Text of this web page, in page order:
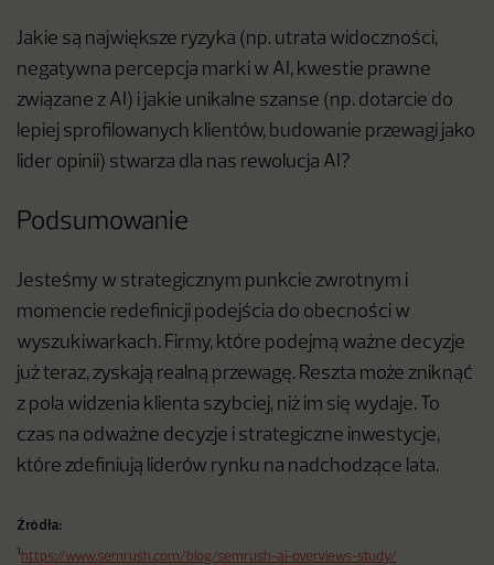
Jakie są największe ryzyka (np. utrata widoczności,
negatywna percepcja marki w AI, kwestie prawne
związane z AI) i jakie unikalne szanse (np. dotarcie do
lepiej sprofilowanych klientów, budowanie przewagi jako
lider opinii) stwarza dla nas rewolucja AI?
Podsumowanie
Jesteśmy w strategicznym punkcie zwrotnym i
momencie redefinicji podejścia do obecności w
wyszukiwarkach. Firmy, które podejmą ważne decyzje
już teraz, zyskają realną przewagę. Reszta może zniknąć
z pola widzenia klienta szybciej, niż im się wydaje. To
czas na odważne decyzje i strategiczne inwestycje,
które zdefiniują liderów rynku na nadchodzące lata.
Źródła:
1 https://www.semrush.com/blog/semrush-ai-overviews-study/